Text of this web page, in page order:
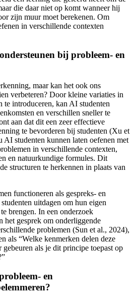
die daar niet op komt wanneer hij
zijn muur moet berekenen. Om
in verschillende contexten
bij probleem- en
maar kan het ook ons
verbeteren? Door kleine variaties in
te introduceren, kan AI studenten
en verschillen sneller te
aan dat dit een zeer effectieve
te bevorderen bij studenten (Xu et
studenten kunnen laten oefenen met
in verschillende contexten,
en natuurkundige formules. Dit
structuren te herkennen in plaats van
functioneren als gespreks- en
uitdagen om hun eigen
brengen. In een onderzoek
het gesprek om onderliggende
problemen (Sun et al., 2024),
als “Welke kenmerken delen deze
als je dit principe toepast op
en